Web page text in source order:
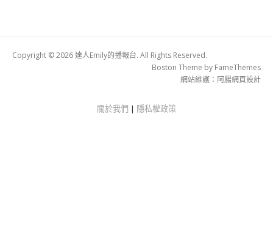
Copyright © 2026 達人Emily的播報台. All Rights Reserved.
Boston Theme by FameThemes
網站維護： 阿腸網頁設計
關於我們 | 隱私權政策